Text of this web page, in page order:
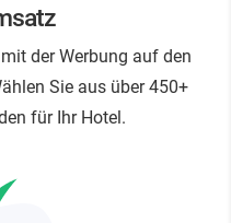
der Werbung auf den
Sie aus über 450+
für Ihr Hotel.